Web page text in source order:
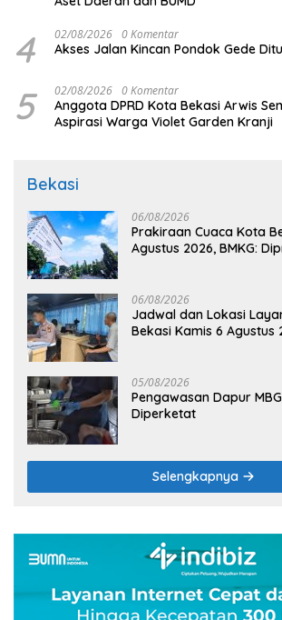
4 02/08/2026 0 Komentar
Akses Jalan Kincan Pondok Gede
5 02/08/2026 0 Komentar
Anggota DPRD Kota Bekasi Arwis
Aspirasi Warga Violet Garden Kranji
Bekasi
06/08/2026
Prakiraan Cuaca Kota
Agustus 2026, BMKG:
06/08/2026
Jadwal dan Lokasi
Bekasi Kamis 6 Agustus
05/08/2026
Pengawasan Dapur
Diperketat
Selengkapnya